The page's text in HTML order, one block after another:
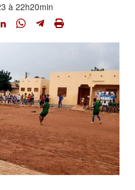
à 22h20min